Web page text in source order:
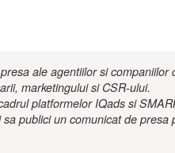
ale agentiilor si companiilor
marketingului si CSR-ului.
platformelor IQads si
publici un comunicat de presa